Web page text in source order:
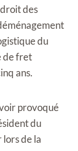
des
du
de fret
ans.
provoqué
du
lors de la